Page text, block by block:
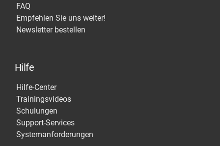
FAQ
Empfehlen Sie uns weiter!
Newsletter bestellen
Hilfe
Hilfe-Center
Trainingsvideos
Schulungen
Support-Services
Systemanforderungen